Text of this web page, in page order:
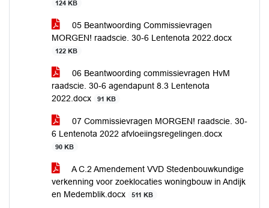
124 KB
05 Beantwoording Commissievragen
MORGEN! raadscie. 30-6 Lentenota 2022.docx
122 KB
06 Beantwoording commissievragen HvM
raadscie. 30-6 agendapunt 8.3 Lentenota
2022.docx
91 KB
07 Commissievragen MORGEN! raadscie. 30-
6 Lentenota 2022 afvloeiingsregelingen.docx
90 KB
A C.2 Amendement VVD Stedenbouwkundige
verkenning voor zoeklocaties woningbouw in Andijk
en Medemblik.docx
511 KB